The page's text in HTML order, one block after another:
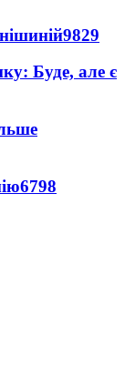
9829
Буде, але є
6798